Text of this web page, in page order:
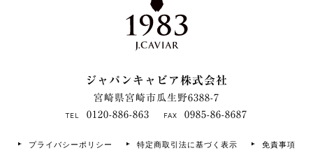
ジャパンキャビア株式会社
宮崎県宮崎市瓜生野6388-7
TEL 0120-886-863 FAX 0985-86-8687
プライバシーポリシー 特定商取引法に基づく表示 免責事項